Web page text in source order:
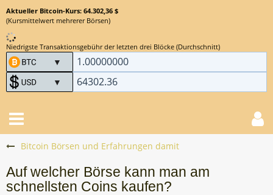
Aktueller Bitcoin-Kurs: 64.302,36 $
(Kursmittelwert mehrerer Börsen)
Niedrigste Transaktionsgebühr der letzten drei Blöcke (Durchschnitt)
Bitcoin Börsen und Erfahrungen damit
Auf welcher Börse kann man am
schnellsten Coins kaufen?